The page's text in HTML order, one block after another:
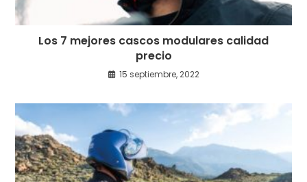
Los 7 mejores cascos modulares calidad
precio
15 septiembre, 2022